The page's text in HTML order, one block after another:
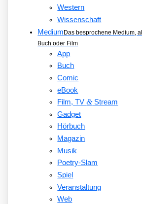
Western
Wissenschaft
MediumDas besprochene Medium,
Buch oder Film
App
Buch
Comic
eBook
Film, TV&Stream
Gadget
Hörbuch
Magazin
Musik
Poetry-Slam
Spiel
Veranstaltung
Web